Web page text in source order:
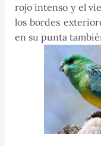
rojo intenso y el
los bordes
en su punta